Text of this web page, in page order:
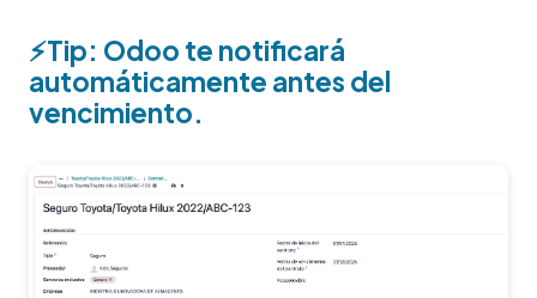
⚡Tip: Odoo te notificará
automáticamente antes del
vencimiento.